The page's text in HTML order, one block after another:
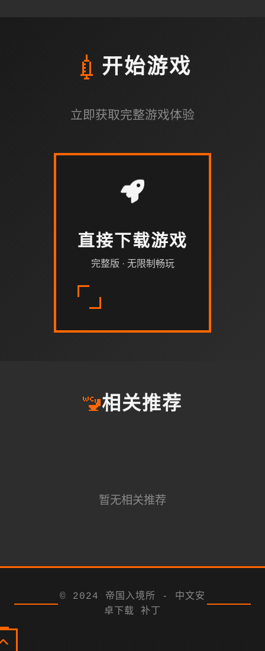
💉 开始游戏
立即获取完整游戏体验
直接下载游戏
完整版 · 无限制畅玩
🚾相关推荐
暂无相关推荐
© 2024 帝国入境所 - 中文安
卓下载 补丁